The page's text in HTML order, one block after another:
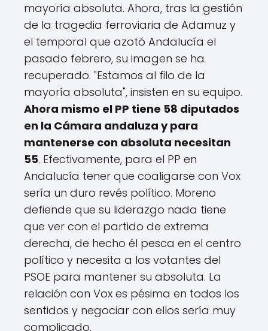
mayoría absoluta. Ahora, tras la gestión
de la tragedia ferroviaria de Adamuz y
el temporal que azotó Andalucía el
pasado febrero, su imagen se ha
recuperado. "Estamos al filo de la
mayoría absoluta", insisten en su equipo.
Ahora mismo el PP tiene 58 diputados
en la Cámara andaluza y para
mantenerse con absoluta necesitan
55. Efectivamente, para el PP en
Andalucía tener que coaligarse con Vox
sería un duro revés político. Moreno
defiende que su liderazgo nada tiene
que ver con el partido de extrema
derecha, de hecho él pesca en el centro
político y necesita a los votantes del
PSOE para mantener su absoluta. La
relación con Vox es pésima en todos los
sentidos y negociar con ellos sería muy
complicado.